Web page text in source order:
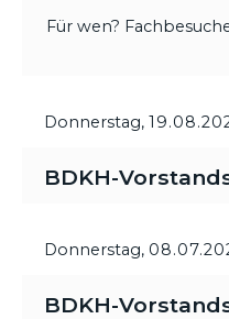
Für wen?
Donnerstag,
BDKH-
Donnerstag,
BDKH-